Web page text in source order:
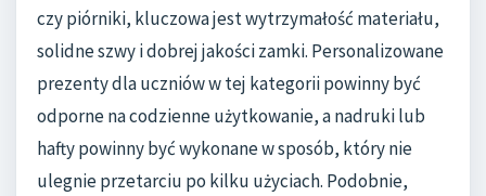
czy piórniki, kluczowa jest wytrzymałość materiału,
solidne szwy i dobrej jakości zamki. Personalizowane
prezenty dla uczniów w tej kategorii powinny być
odporne na codzienne użytkowanie, a nadruki lub
hafty powinny być wykonane w sposób, który nie
ulegnie przetarciu po kilku użyciach. Podobnie,